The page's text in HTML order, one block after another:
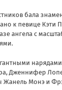
бала
к певице Кэти
ангела с
Дженнифер
Жанель Монэ и